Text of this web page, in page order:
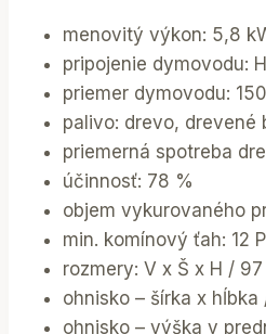
menovitý výkon: 5,8
pripojenie dymovodu:
priemer dymovodu:
palivo: drevo, drevené
priemerná spotreba
účinnosť: 78 %
objem vykurovaného
min. komínový ťah: 12
rozmery: V x Š x H /
ohnisko – šírka x
ohnisko – výška v